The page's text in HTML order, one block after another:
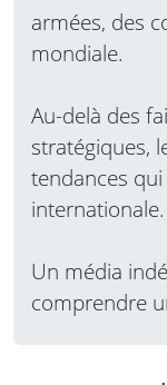
armées, des
mondiale.
Au-delà des
stratégiques,
tendances
internationale.
Un média
comprendre